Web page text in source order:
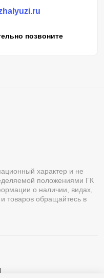
позвоните
характер и не
положениями ГК
о наличии, видах,
и товаров обращайтесь в